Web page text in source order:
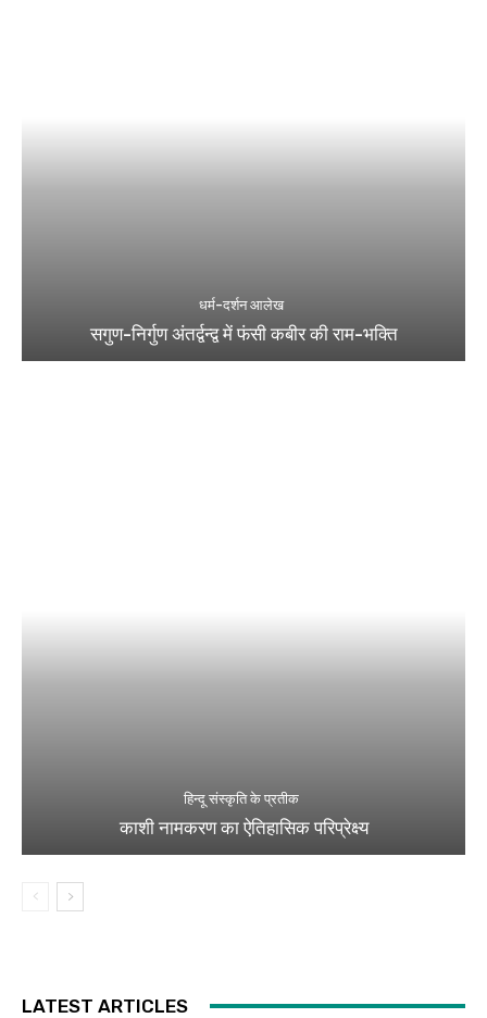
धर्म-दर्शन आलेख
सगुण-निर्गुण अंतर्द्वन्द्व में फंसी कबीर की राम-भक्ति
हिन्दू संस्कृति के प्रतीक
काशी नामकरण का ऐतिहासिक परिप्रेक्ष्य
LATEST ARTICLES